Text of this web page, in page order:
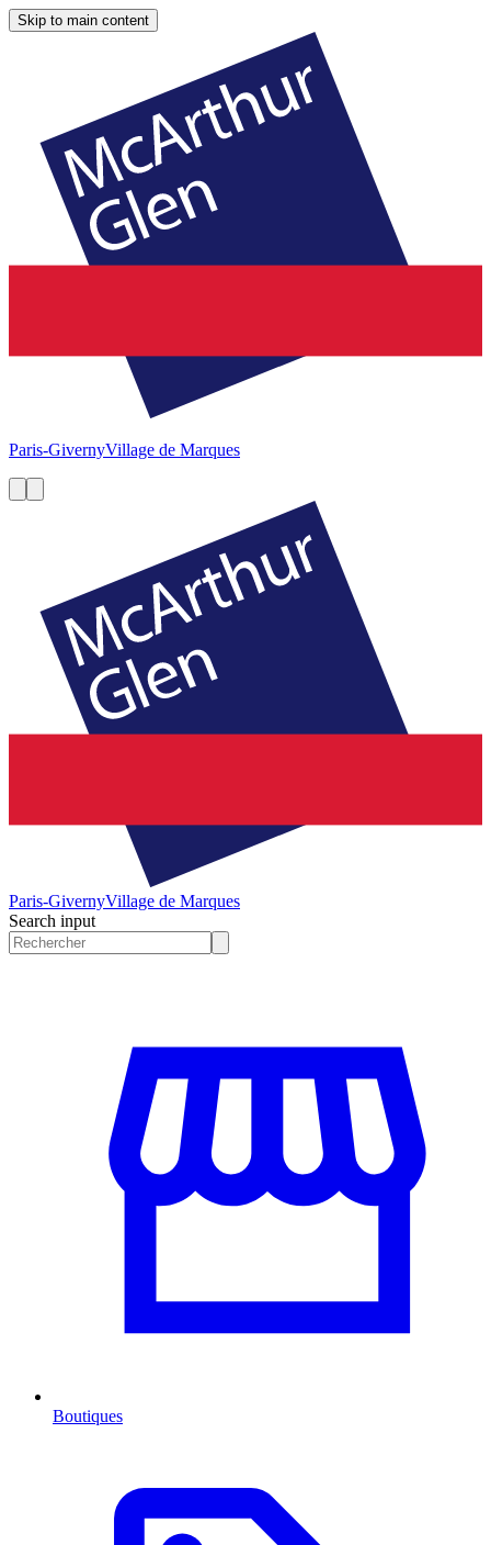
Skip to main content
Paris-GivernyVillage de Marques
Paris-GivernyVillage de Marques
Search input
Boutiques